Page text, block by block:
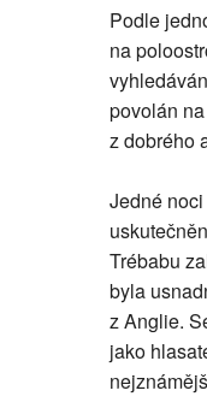
Podle
na
povolán
z dobrého
Jedné
Trébabu
byla
z Anglie.
jako